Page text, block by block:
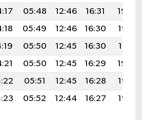
05:48 12:46 16:31
19:34
05:49 12:46 16:30
19:32
05:50 12:45 16:30
19:31
05:50 12:45 16:29
19:30
05:51 12:45 16:28
19:28
05:52 12:44 16:27 19:27